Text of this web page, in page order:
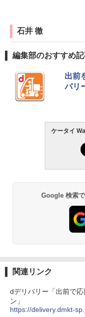
石井 徹
編集部のおすすめ
出前
バリ
ケータイ
Google 検索
関連リンク
dデリバリー「出前で
ン」
https://delivery.dmkt-